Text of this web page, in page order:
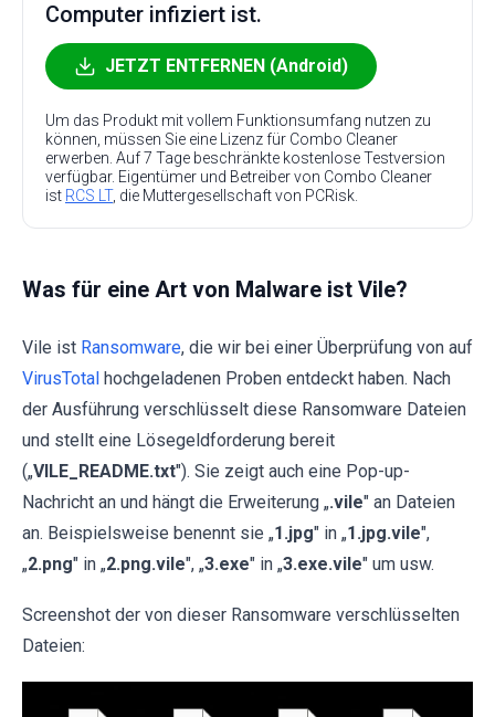
Computer infiziert ist.
JETZT ENTFERNEN (Android)
Um das Produkt mit vollem Funktionsumfang nutzen zu
können, müssen Sie eine Lizenz für Combo Cleaner
erwerben. Auf 7 Tage beschränkte kostenlose Testversion
verfügbar. Eigentümer und Betreiber von Combo Cleaner
ist RCS LT, die Muttergesellschaft von PCRisk.
Was für eine Art von Malware ist Vile?
Vile ist Ransomware, die wir bei einer Überprüfung von auf
VirusTotal hochgeladenen Proben entdeckt haben. Nach
der Ausführung verschlüsselt diese Ransomware Dateien
und stellt eine Lösegeldforderung bereit
(„VILE_README.txt"). Sie zeigt auch eine Pop-up-
Nachricht an und hängt die Erweiterung „.vile" an Dateien
an. Beispielsweise benennt sie „1.jpg" in „1.jpg.vile",
„2.png" in „2.png.vile", „3.exe" in „3.exe.vile" um usw.
Screenshot der von dieser Ransomware verschlüsselten
Dateien: